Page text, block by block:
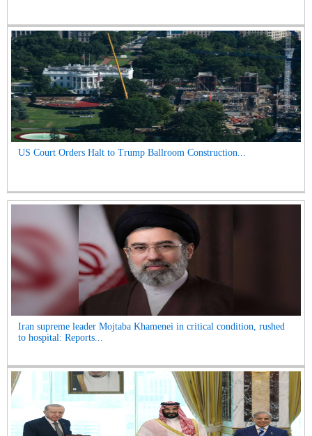
US Court Orders Halt to Trump Ballroom Construction...
Iran supreme leader Mojtaba Khamenei in critical condition, rushed
to hospital: Reports...